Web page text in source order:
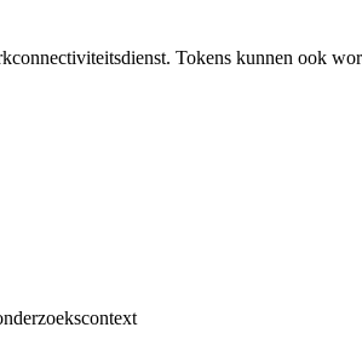
Tokens kunnen ook